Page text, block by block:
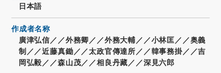
日本語
作成者名称
廣津弘信／／外務卿／／外務大輔／／小林匡／／奥義
制／／近藤真鋤／／太政官傳達所／／韓事務掛／／吉
岡弘毅／／森山茂／／相良丹藏／／深見六郎